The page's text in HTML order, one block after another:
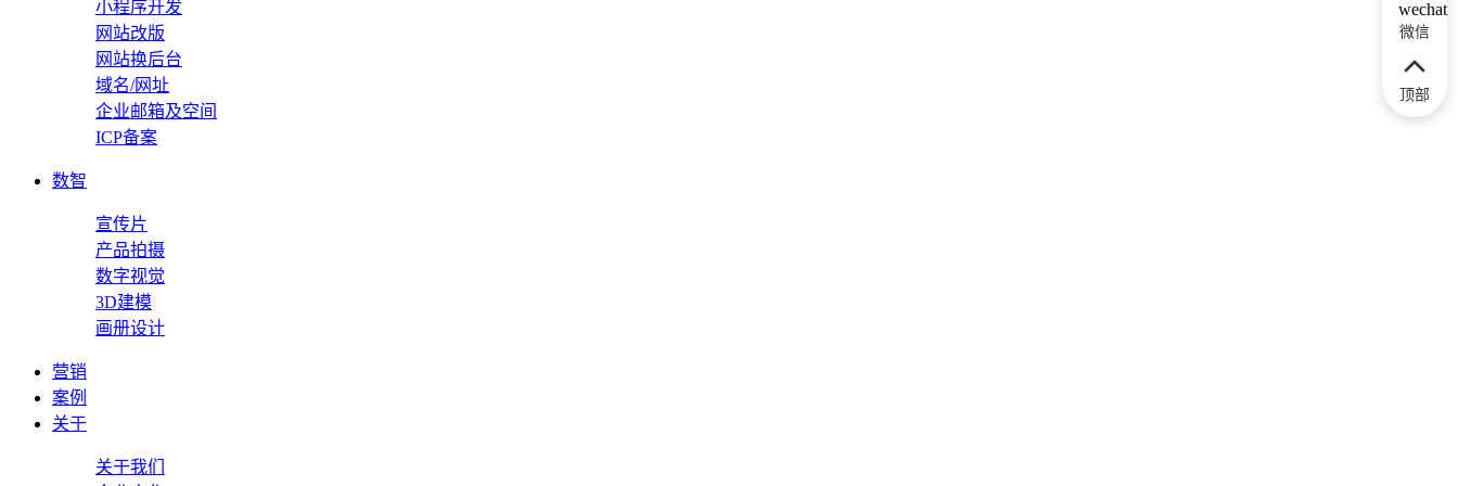
小程序开发
网站改版
网站换后台
域名/网址
企业邮箱及空间
ICP备案
数智
宣传片
产品拍摄
数字视觉
3D建模
画册设计
营销
案例
关于
关于我们
微信
顶部